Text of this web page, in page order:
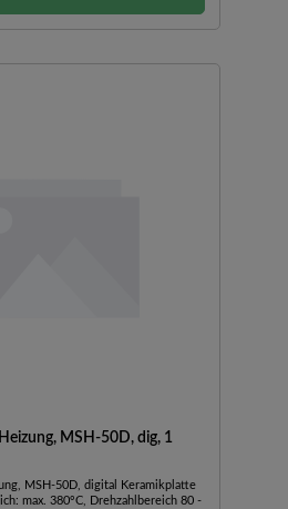
MSH-50D, dig, 1
MSH-50D, digital Keramikplatte
max. 380°C, Drehzahlbereich 80 -